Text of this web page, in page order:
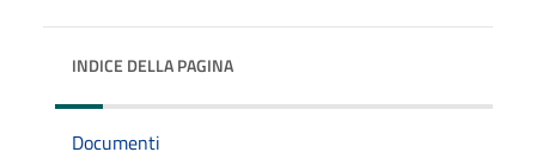
INDICE DELLA PAGINA
Documenti